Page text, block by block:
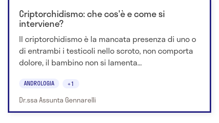
Criptorchidismo: che cos'è e come si
interviene?
Il criptorchidismo è la mancata presenza di uno o
di entrambi i testicoli nello scroto, non comporta
dolore, il bambino non si lamenta...
ANDROLOGIA +1
Dr.ssa Assunta Gennarelli